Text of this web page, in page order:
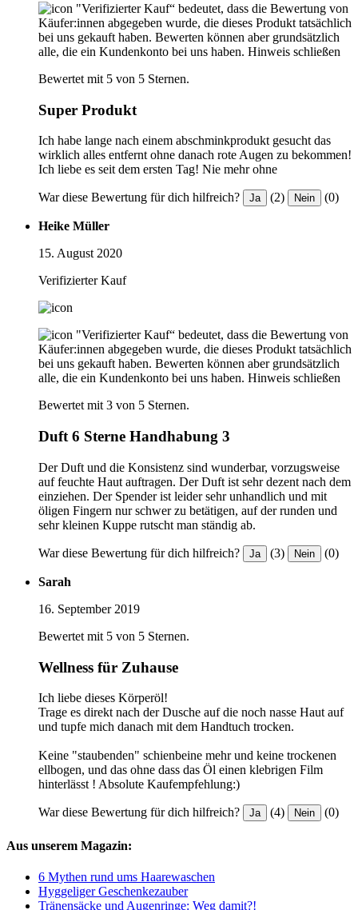
"Verifizierter Kauf“ bedeutet, dass die Bewertung von
Käufer:innen abgegeben wurde, die dieses Produkt tatsächlich
bei uns gekauft haben. Bewerten können aber grundsätzlich
alle, die ein Kundenkonto bei uns haben. Hinweis schließen
Bewertet mit 5 von 5 Sternen.
Super Produkt
Ich habe lange nach einem abschminkprodukt gesucht das
wirklich alles entfernt ohne danach rote Augen zu bekommen!
Ich liebe es seit dem ersten Tag! Nie mehr ohne
War diese Bewertung für dich hilfreich? Ja (2) Nein (0)
Heike Müller
15. August 2020
Verifizierter Kauf
"Verifizierter Kauf“ bedeutet, dass die Bewertung von
Käufer:innen abgegeben wurde, die dieses Produkt tatsächlich
bei uns gekauft haben. Bewerten können aber grundsätzlich
alle, die ein Kundenkonto bei uns haben. Hinweis schließen
Bewertet mit 3 von 5 Sternen.
Duft 6 Sterne Handhabung 3
Der Duft und die Konsistenz sind wunderbar, vorzugsweise
auf feuchte Haut auftragen. Der Duft ist sehr dezent nach dem
einziehen. Der Spender ist leider sehr unhandlich und mit
öligen Fingern nur schwer zu betätigen, auf der runden und
sehr kleinen Kuppe rutscht man ständig ab.
War diese Bewertung für dich hilfreich? Ja (3) Nein (0)
Sarah
16. September 2019
Bewertet mit 5 von 5 Sternen.
Wellness für Zuhause
Ich liebe dieses Körperöl!
Trage es direkt nach der Dusche auf die noch nasse Haut auf
und tupfe mich danach mit dem Handtuch trocken.
Keine "staubenden" schienbeine mehr und keine trockenen
ellbogen, und das ohne dass das Öl einen klebrigen Film
hinterlässt ! Absolute Kaufempfehlung:)
War diese Bewertung für dich hilfreich? Ja (4) Nein (0)
Aus unserem Magazin:
6 Mythen rund ums Haarewaschen
Hyggeliger Geschenkezauber
Tränensäcke und Augenringe: Weg damit?!